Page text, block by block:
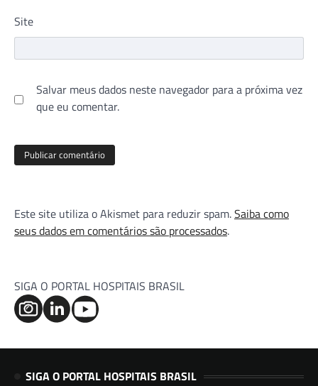
Site
Salvar meus dados neste navegador para a próxima vez
que eu comentar.
Este site utiliza o Akismet para reduzir spam.Saiba como
seus dados em comentários são processados.
SIGA O PORTAL HOSPITAIS BRASIL
SIGA O PORTAL HOSPITAIS BRASIL